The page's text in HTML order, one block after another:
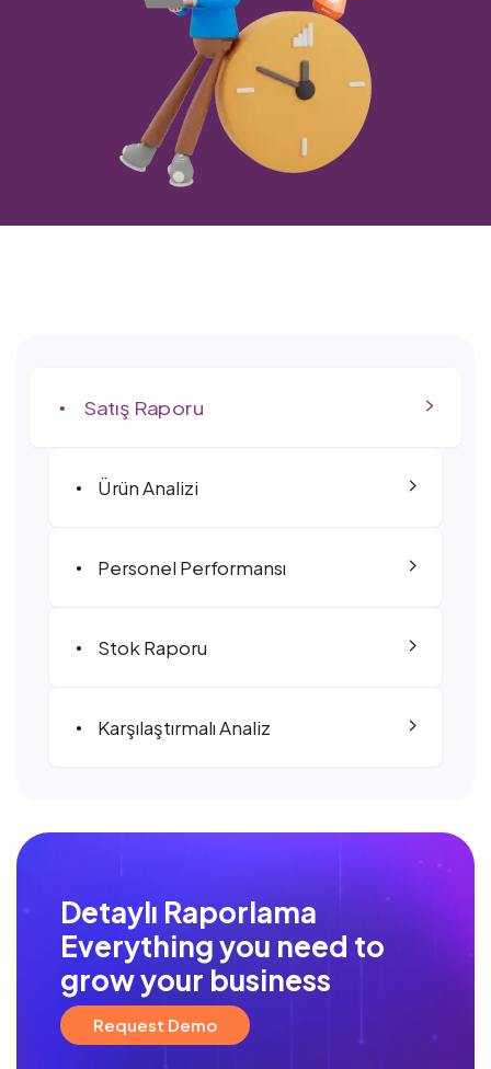
Satış Raporu
Ürün Analizi
Personel Performansı
Stok Raporu
Karşılaştırmalı Analiz
Detaylı Raporlama
Everything you need to
grow your business
Request Demo